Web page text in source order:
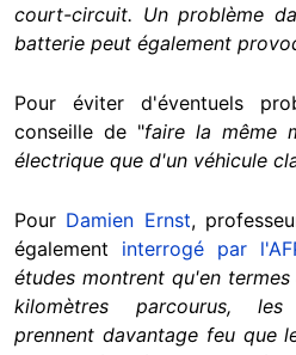
court-circuit. Un problème
batterie peut également
Pour éviter d'éventuels
conseille de "faire la même
électrique que d'un véhicule
Pour Damien Ernst,
également interrogé par
études montrent qu'en
kilomètres parcourus, les
prennent davantage feu que